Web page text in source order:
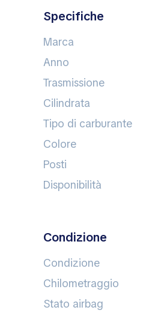
Specifiche
Marca
Anno
Trasmissione
Cilindrata
Tipo di carburante
Colore
Posti
Disponibilità
Condizione
Condizione
Chilometraggio
Stato airbag